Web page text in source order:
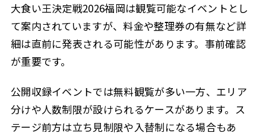
大食い王決定戦2026福岡は観覧可能なイベントとし
て案内されていますが、料金や整理券の有無など詳
細は直前に発表される可能性があります。事前確認
が重要です。
公開収録イベントでは無料観覧が多い一方、エリア
分けや人数制限が設けられるケースがあります。ス
テージ前方は立ち見制限や入替制になる場合もあ